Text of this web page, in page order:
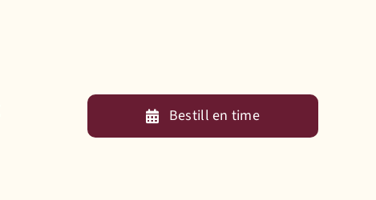
Bestill en time